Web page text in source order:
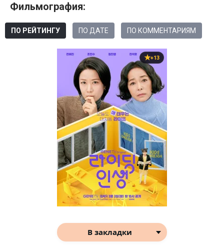
Фильмография:
ПО РЕЙТИНГУ ПО ДАТЕ ПО КОММЕНТАРИЯМ
+13
В закладки